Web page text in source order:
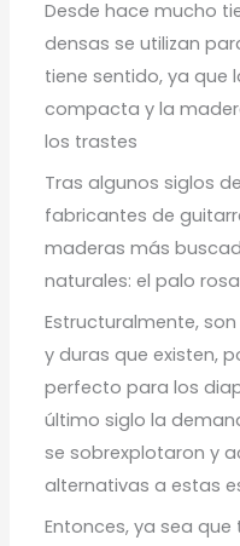
Desde hace mucho
densas se utilizan
tiene sentido, ya que
compacta y la
los trastes
Tras algunos siglos
fabricantes de
maderas más
naturales: el palo
Estructuralmente,
y duras que existen,
perfecto para los
último siglo la
se sobrexplotaron y
alternativas a estas
Entonces, ya sea